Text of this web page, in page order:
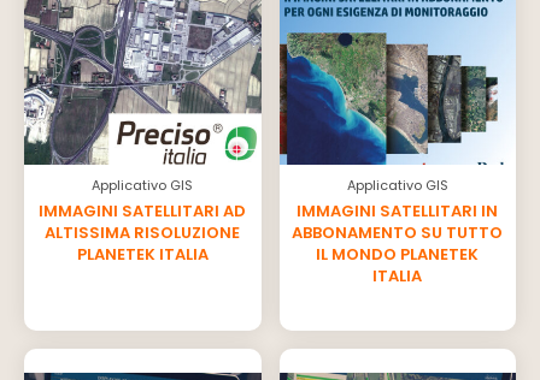
Applicativo GIS
IMMAGINI SATELLITARI AD
ALTISSIMA RISOLUZIONE
PLANETEK ITALIA
Applicativo GIS
IMMAGINI SATELLITARI IN
ABBONAMENTO SU TUTTO
IL MONDO PLANETEK
ITALIA